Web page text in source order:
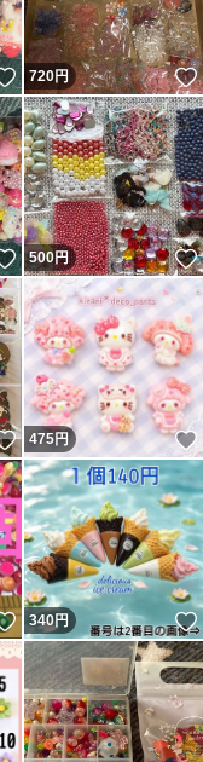
いいね！
720円
いいね！
500円
いいね！
475円
いいね！
340円